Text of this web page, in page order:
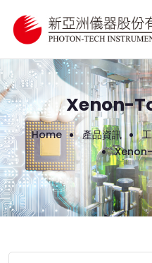
Xenon-
Home 產品資訊